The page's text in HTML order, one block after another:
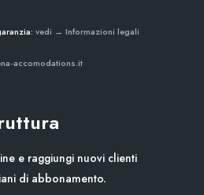
vedi → Informazioni legali
accomodations.it
e raggiungi nuovi clienti
di abbonamento.